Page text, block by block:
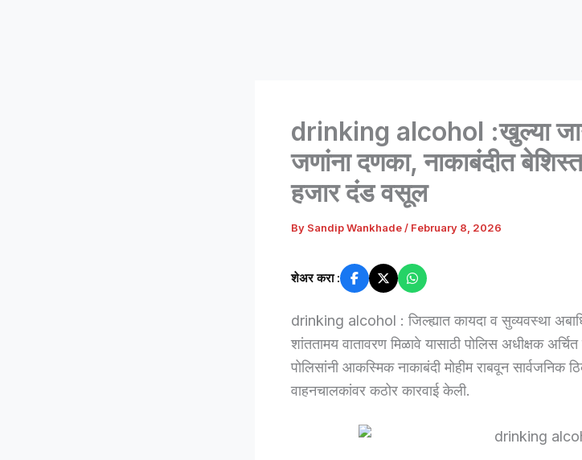
drinking alcohol :खुल्या
जणांना दणका, नाकाबंदीत
हजार दंड वसूल
By Sandip Wankhade / February 8, 2026
शेअर करा :
drinking alcohol : जिल्ह्यात कायदा व सुव्यवस्था
शांततामय वातावरण मिळावे यासाठी पोलिस अधीक्षक
पोलिसांनी आकस्मिक नाकाबंदी मोहीम राबवून सार्वजनिक
वाहनचालकांवर कठोर कारवाई केली.